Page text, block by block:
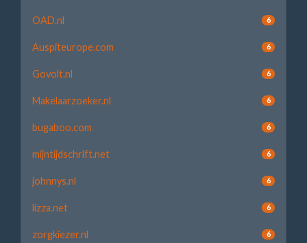
OAD.nl 6
Auspiteurope.com 6
Govolt.nl 6
Makelaarzoeker.nl 6
bugaboo.com 6
mijntijdschrift.net 6
johnnys.nl 6
lizza.net 6
zorgkiezer.nl 6